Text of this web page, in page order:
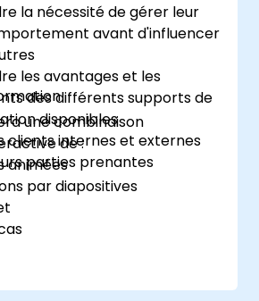
la nécessité de gérer leur
avant d'influencer
les avantages et les
des différents supports de
disponibles
clients internes et externes
parties prenantes
une combinaison
de :
animées
par diapositives